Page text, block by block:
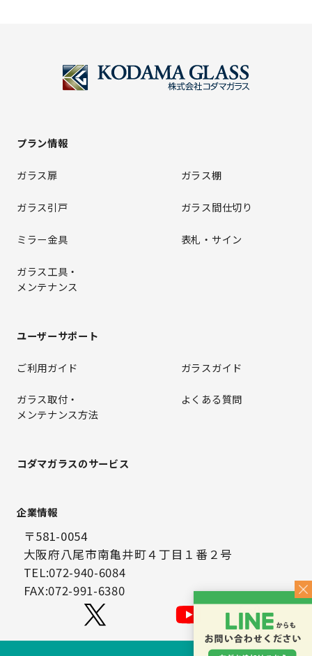
〒581-0054
大阪府八尾市南亀井町４丁目１番２号
TEL:072-940-6084
FAX:072-991-6380
プラン情報
ガラス扉 ガラス棚
ガラス引戸 ガラス間仕切り
ミラー金具 表札・サイン
ガラス工具・
メンテナンス
ユーザーサポート
ご利用ガイド ガラスガイド
ガラス取付・
メンテナンス方法
よくある質問
コダマガラスのサービス
企業情報